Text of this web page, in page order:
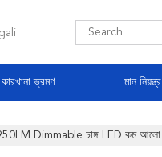
কারখানা ভ্রমণ মান
Dimmable চাঙ্গ LED কম আলো